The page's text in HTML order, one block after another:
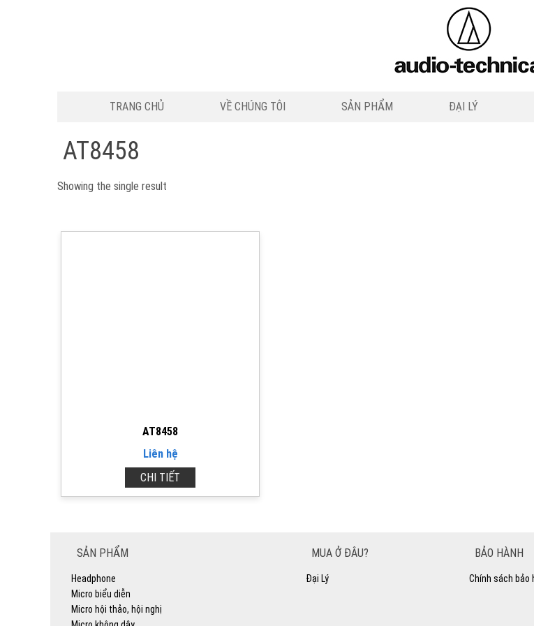
TRANG CHỦ VỀ CHÚNG TÔI SẢN PHẨM ĐẠI LÝ
AT8458
Showing the single result
AT8458
Liên hệ
CHI TIẾT
SẢN PHẨM
Headphone
Micro biểu diễn
Micro hội thảo, hội nghị
MUA Ở ĐÂU?
Đại Lý
BẢO HÀNH
Chính sách bảo